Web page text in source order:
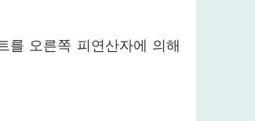
를 오른쪽 피연산자에 의해